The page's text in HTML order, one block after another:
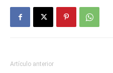
Artículo anterior